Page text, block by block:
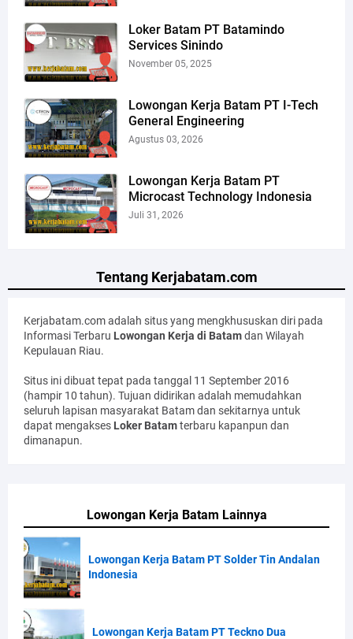
Loker Batam PT Batamindo
Services Sinindo
November 05, 2025
Lowongan Kerja Batam PT I-Tech
General Engineering
Agustus 03, 2026
Lowongan Kerja Batam PT
Microcast Technology Indonesia
Juli 31, 2026
Tentang Kerjabatam.com
Kerjabatam.com adalah situs yang mengkhususkan diri pada
Informasi Terbaru Lowongan Kerja di Batamdan Wilayah
Kepulauan Riau.
Situs ini dibuat tepat pada tanggal 11 September 2016
(hampir 10 tahun). Tujuan didirikan adalah memudahkan
seluruh lapisan masyarakat Batam dan sekitarnya untuk
dapat mengakses Loker Batamterbaru kapanpun dan
dimanapun.
Lowongan Kerja Batam Lainnya
Lowongan Kerja Batam PT Solder Tin Andalan
Indonesia
Lowongan Kerja Batam PT Teckno Dua